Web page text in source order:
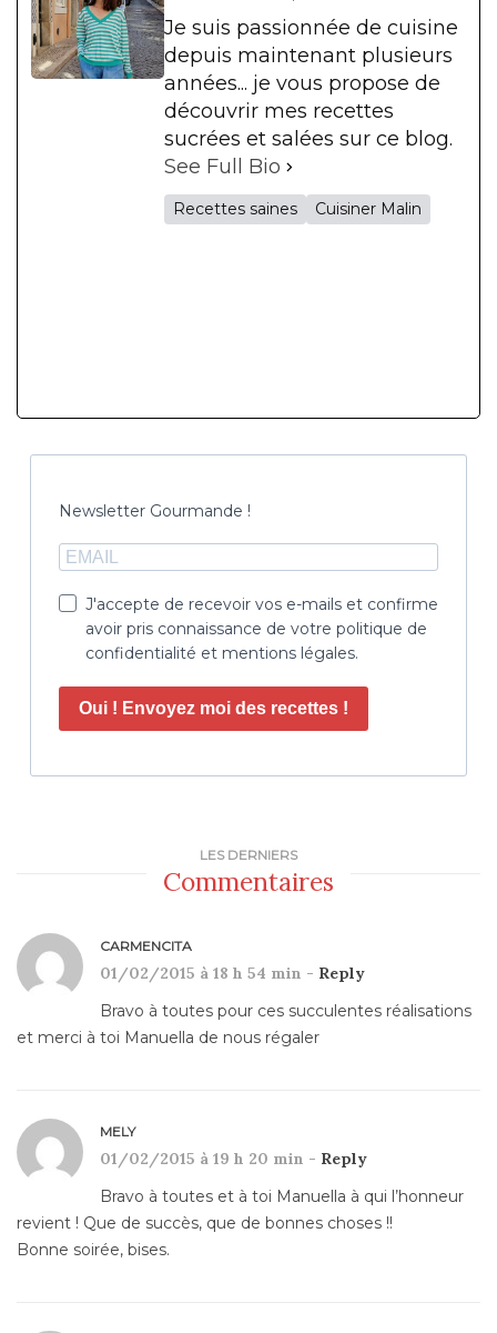
Je suis passionnée de cuisine
depuis maintenant plusieurs
années... je vous propose de
découvrir mes recettes
sucrées et salées sur ce blog.
See Full Bio
Recettes saines Cuisiner Malin
Newsletter Gourmande !
J'accepte de recevoir vos e-mails et confirme
avoir pris connaissance de votre politique de
confidentialité et mentions légales.
Oui ! Envoyez moi des recettes !
LES DERNIERS
Commentaires
CARMENCITA
01/02/2015 à 18 h 54 min - Reply
Bravo à toutes pour ces succulentes réalisations
et merci à toi Manuella de nous régaler
MELY
01/02/2015 à 19 h 20 min - Reply
Bravo à toutes et à toi Manuella à qui l’honneur
revient ! Que de succès, que de bonnes choses !!
Bonne soirée, bises.